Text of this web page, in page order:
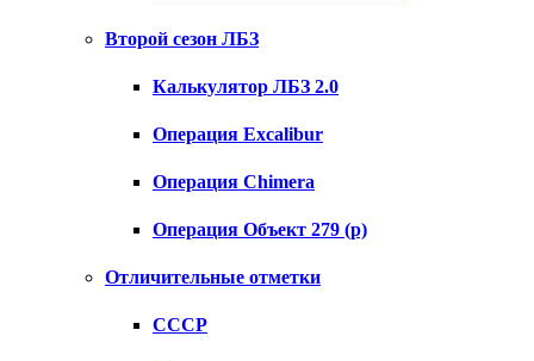
Второй сезон ЛБЗ
Калькулятор ЛБЗ 2.0
Операция Excalibur
Операция Chimera
Операция Объект 279 (р)
Отличительные отметки
СССР